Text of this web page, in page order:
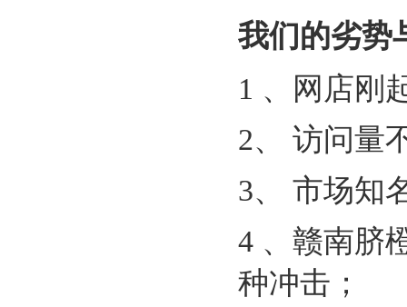
我们的劣势
1 、网店刚
2、 访问量
3、 市场知
4 、赣南脐
种冲击；